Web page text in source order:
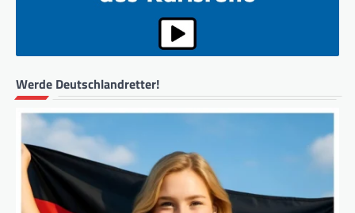
Werde Deutschlandretter!